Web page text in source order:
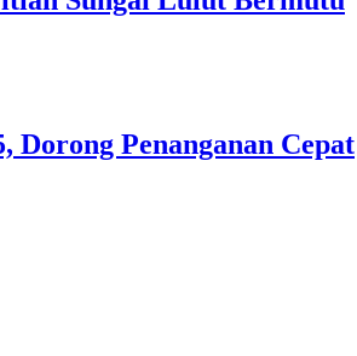
Penanganan Cepat